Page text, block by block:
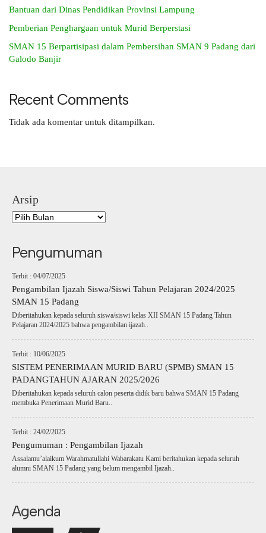
Bantuan dari Dinas Pendidikan Provinsi Lampung
Pemberian Penghargaan untuk Murid Berperstasi
SMAN 15 Berpartisipasi dalam Pembersihan SMAN 9 Padang dari
Galodo Banjir
Recent Comments
Tidak ada komentar untuk ditampilkan.
Arsip
Pengumuman
Terbit : 04/07/2025
Pengambilan Ijazah Siswa/Siswi Tahun Pelajaran 2024/2025
SMAN 15 Padang
Diberitahukan kepada seluruh siswa/siswi kelas XII SMAN 15 Padang Tahun
Pelajaran 2024/2025 bahwa pengambilan ijazah..
Terbit : 10/06/2025
SISTEM PENERIMAAN MURID BARU (SPMB) SMAN 15
PADANGTAHUN AJARAN 2025/2026
Diberitahukan kepada seluruh calon peserta didik baru bahwa SMAN 15 Padang
membuka Penerimaan Murid Baru..
Terbit : 24/02/2025
Pengumuman : Pengambilan Ijazah
Assalamu’alaikum Warahmatullahi Wabarakatu Kami beritahukan kepada seluruh
alumni SMAN 15 Padang yang belum mengambil Ijazah..
Agenda